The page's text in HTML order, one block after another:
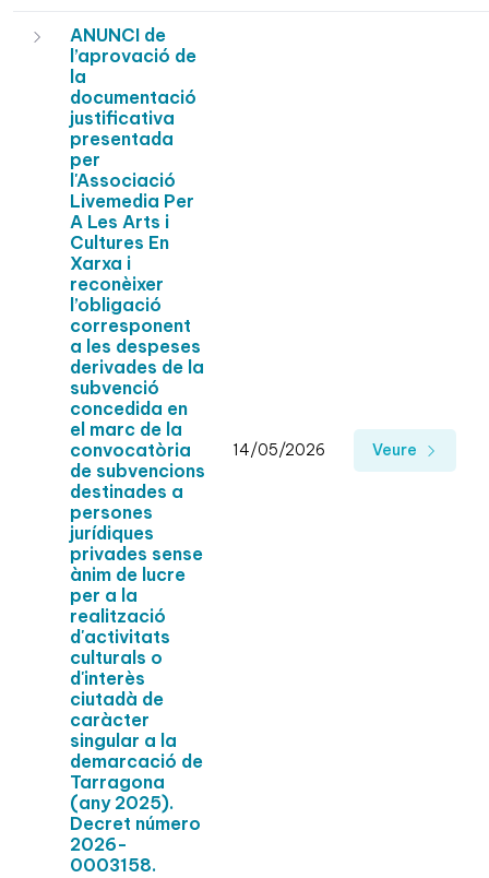
ANUNCI de
l’aprovació de
la
documentació
justificativa
presentada
per
l'Associació
Livemedia Per
A Les Arts i
Cultures En
Xarxa i
reconèixer
l’obligació
corresponent
a les despeses
derivades de la
subvenció
concedida en
el marc de la
convocatòria
de subvencions
destinades a
persones
jurídiques
privades sense
ànim de lucre
per a la
realització
d'activitats
culturals o
d'interès
ciutadà de
caràcter
singular a la
demarcació de
Tarragona
(any 2025).
Decret número
2026-
0003158.
14/05/2026 Veure